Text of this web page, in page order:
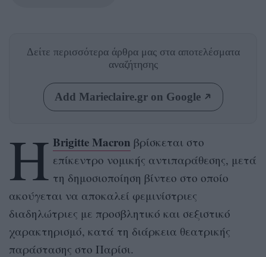
Δείτε περισσότερα άρθρα μας στα αποτελέσματα
αναζήτησης
Add Marieclaire.gr on Google
Η Brigitte Macron βρίσκεται στο
επίκεντρο νομικής αντιπαράθεσης, μετά
τη δημοσιοποίηση βίντεο στο οποίο
ακούγεται να αποκαλεί φεμινίστριες
διαδηλώτριες με προσβλητικό και σεξιστικό
χαρακτηρισμό, κατά τη διάρκεια θεατρικής
παράστασης στο Παρίσι.